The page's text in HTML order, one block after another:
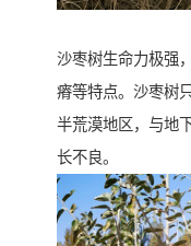
沙枣树生命力极强
瘠等特点。沙枣树
半荒漠地区，与地
长不良。